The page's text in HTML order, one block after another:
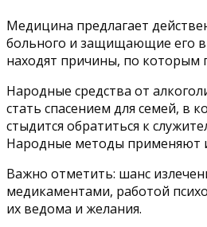
Медицина предлагает
больного и защищающие его
находят причины, по которым
Народные средства от
стать спасением для семей, в
стыдится обратиться к
Народные методы применяют
Важно отметить: шанс
медикаментами, работой
их ведома и желания.